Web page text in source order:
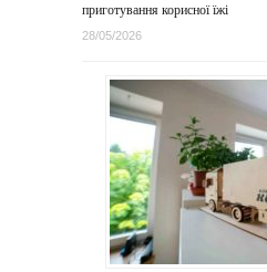
приготування корисної їжі
28/05/2026